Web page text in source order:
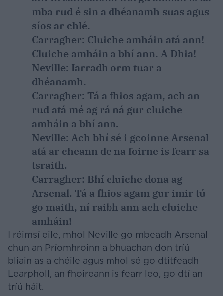
mba rud é sin a dhéanamh suas agus
síos ar chlé.
Carragher: Cluiche amháin atá ann!
Cluiche amháin a bhí ann. A Dhia!
Neville: Iarradh orm tuar a
dhéanamh.
Carragher: Tá a fhios agam, ach an
rud atá mé ag rá ná gur cluiche
amháin a bhí ann.
Neville: Ach bhí sé i gcoinne Arsenal
atá ar cheann de na foirne is fearr sa
tsraith.
Carragher: Bhí cluiche dona ag
Arsenal. Tá a fhios agam gur imir tú
go maith, ní raibh ann ach cluiche
amháin!
I réimsí eile, mhol Neville go mbeadh Arsenal
chun an Príomhroinn a bhuachan don tríú
bliain as a chéile agus mhol sé go dtitfeadh
Learpholl, an fhoireann is fearr leo, go dtí an
tríú háit.